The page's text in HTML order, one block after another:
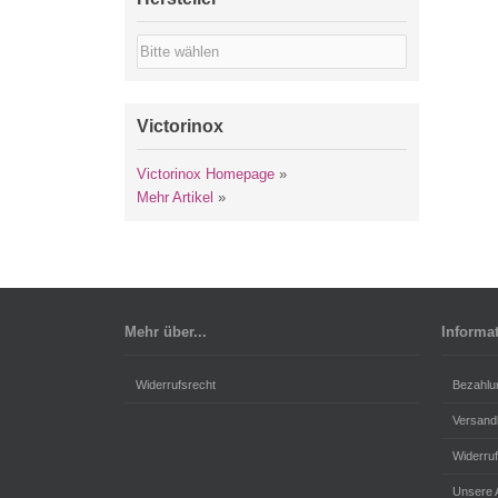
Victorinox
Victorinox Homepage »
Mehr Artikel »
Mehr über...
Widerrufsrecht
Unsere